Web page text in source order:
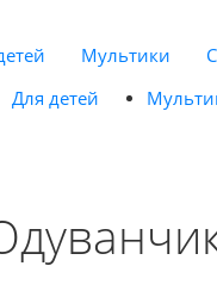
Мультики
Для детей